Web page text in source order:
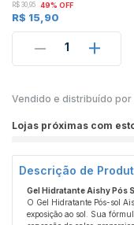
R$ 30,95 49% OFF
R$ 15,90
1
Vendido e distribuído por
Lojas próximas com
Descrição de
Gel Hidratante Aishy Pós
O Gel Hidratante Pós-sol
exposição ao sol. Sua